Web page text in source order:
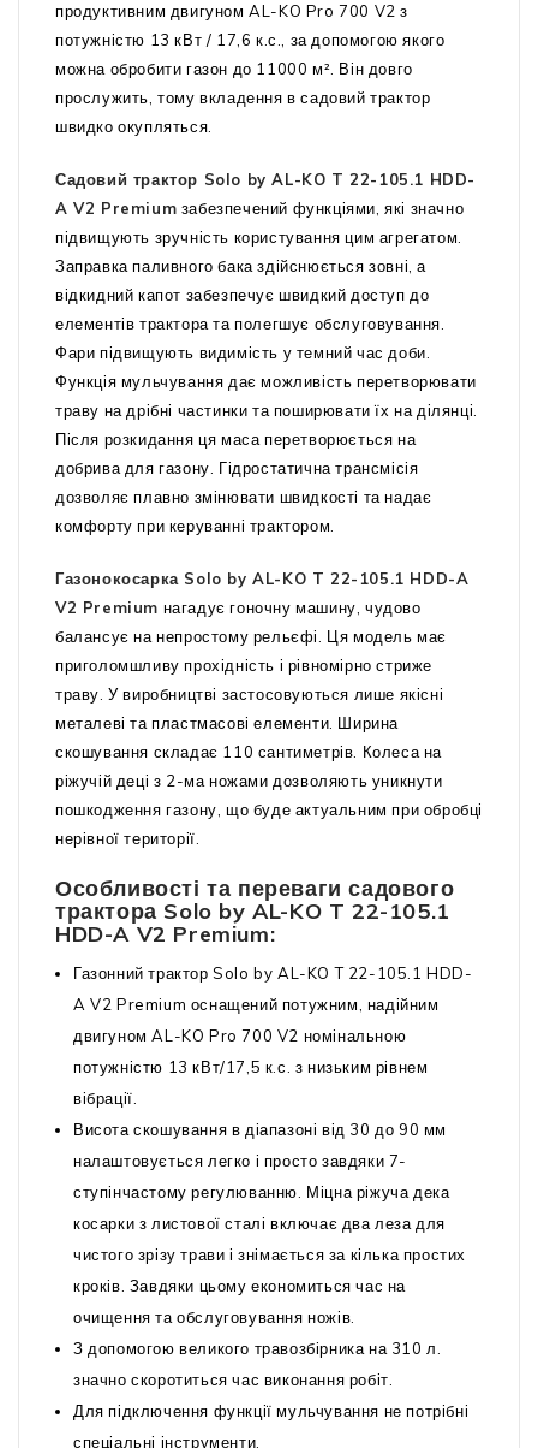
продуктивним двигуном AL-KO Pro 700 V2 з
потужністю 13 кВт / 17,6 к.с., за допомогою якого
можна обробити газон до 11000 м². Він довго
прослужить, тому вкладення в садовий трактор
швидко окупляться.
Садовий трактор Solo by AL-KO T 22-105.1 HDD-
A V2 Premium забезпечений функціями, які значно
підвищують зручність користування цим агрегатом.
Заправка паливного бака здійснюється зовні, а
відкидний капот забезпечує швидкий доступ до
елементів трактора та полегшує обслуговування.
Фари підвищують видимість у темний час доби.
Функція мульчування дає можливість перетворювати
траву на дрібні частинки та поширювати їх на ділянці.
Після розкидання ця маса перетворюється на
добрива для газону. Гідростатична трансмісія
дозволяє плавно змінювати швидкості та надає
комфорту при керуванні трактором.
Газонокосарка Solo by AL-KO T 22-105.1 HDD-A
V2 Premium нагадує гоночну машину, чудово
балансує на непростому рельєфі. Ця модель має
приголомшливу прохідність і рівномірно стриже
траву. У виробництві застосовуються лише якісні
металеві та пластмасові елементи. Ширина
скошування складає 110 сантиметрів. Колеса на
ріжучій деці з 2-ма ножами дозволяють уникнути
пошкодження газону, що буде актуальним при обробці
нерівної території.
Особливості та переваги садового
трактора Solo by AL-KO T 22-105.1
HDD-A V2 Premium:
Газонний трактор Solo by AL-KO T 22-105.1 HDD-
A V2 Premium оснащений потужним, надійним
двигуном AL-KO Pro 700 V2 номінальною
потужністю 13 кВт/17,5 к.с. з низьким рівнем
вібрації.
Висота скошування в діапазоні від 30 до 90 мм
налаштовується легко і просто завдяки 7-
ступінчастому регулюванню. Міцна ріжуча дека
косарки з листової сталі включає два леза для
чистого зрізу трави і знімається за кілька простих
кроків. Завдяки цьому економиться час на
очищення та обслуговування ножів.
З допомогою великого травозбірника на 310 л.
значно скоротиться час виконання робіт.
Для підключення функції мульчування не потрібні
спеціальні інструменти.